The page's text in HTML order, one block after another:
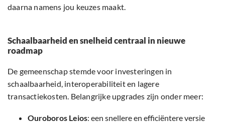
daarna namens jou keuzes maakt.
Schaalbaarheid en snelheid centraal in nieuwe
roadmap
De gemeenschap stemde voor investeringen in
schaalbaarheid, interoperabiliteit en lagere
transactiekosten. Belangrijke upgrades zijn onder meer:
Ouroboros Leios: een snellere en efficiëntere versie